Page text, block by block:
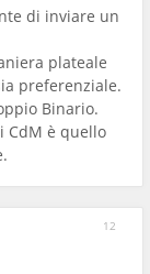
di inviare un
plateale
preferenziale.
Binario.
CdM è quello
12